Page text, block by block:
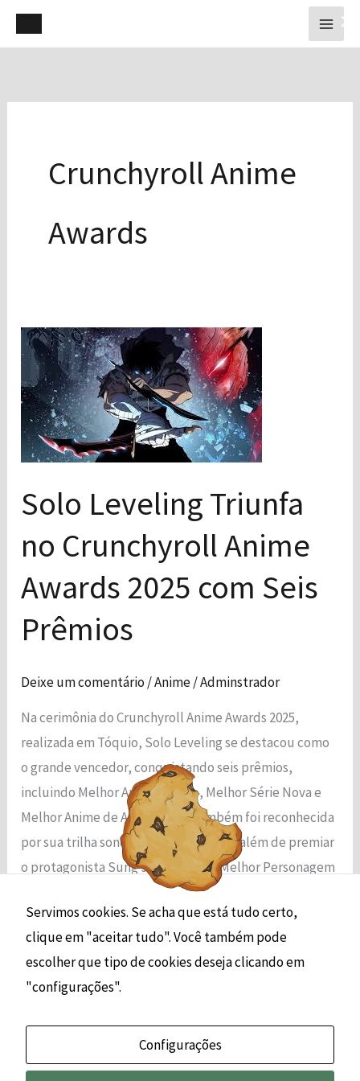
para
Crunchyroll Anime
Awards
Solo Leveling Triunfa
no Crunchyroll Anime
Awards 2025 com Seis
Prêmios
Deixe um comentário /Anime/Adminstrador
Na cerimônia do Crunchyroll Anime Awards 2025,
realizada em Tóquio, Solo Leveling se destacou como
o grande vencedor, conquistando seis prêmios,
incluindo Melhor Anime do Ano, Melhor Série Nova e
Melhor Anime de Ação. A série também foi reconhecida
por sua trilha sonora e encerramento, além de premiar
o protagonista Sung Jinwoo como Melhor Personagem
Solo
Leveling
Triunfa
no
Crunchyroll
Anime
Awards
2025
com
Seis
Prêmios
Read More »
×
Servimos cookies. Se acha que está tudo certo,
clique em "aceitar tudo". Você também pode
escolher que tipo de cookies deseja clicando em
"configurações".
Configurações
Esses cookies
não são
opcionais. São
necessários
funcionamento
Para que
melhorar a
funcionalidade
e a estrutura
do site, com
base em
usado.
Experiência
nosso site
funcione o
melhor possível
durante a sua
algumas
desaparecerão